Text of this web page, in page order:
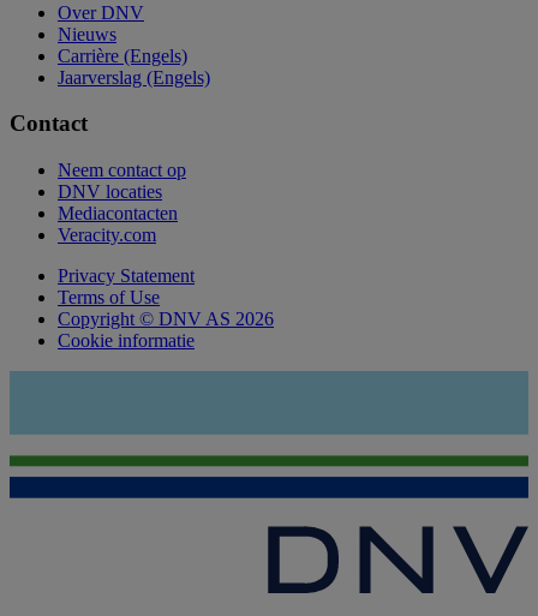
Over DNV
Nieuws
Carrière (Engels)
Jaarverslag (Engels)
Contact
Neem contact op
DNV locaties
Mediacontacten
Veracity.com
Privacy Statement
Terms of Use
Copyright © DNV AS 2026
Cookie informatie